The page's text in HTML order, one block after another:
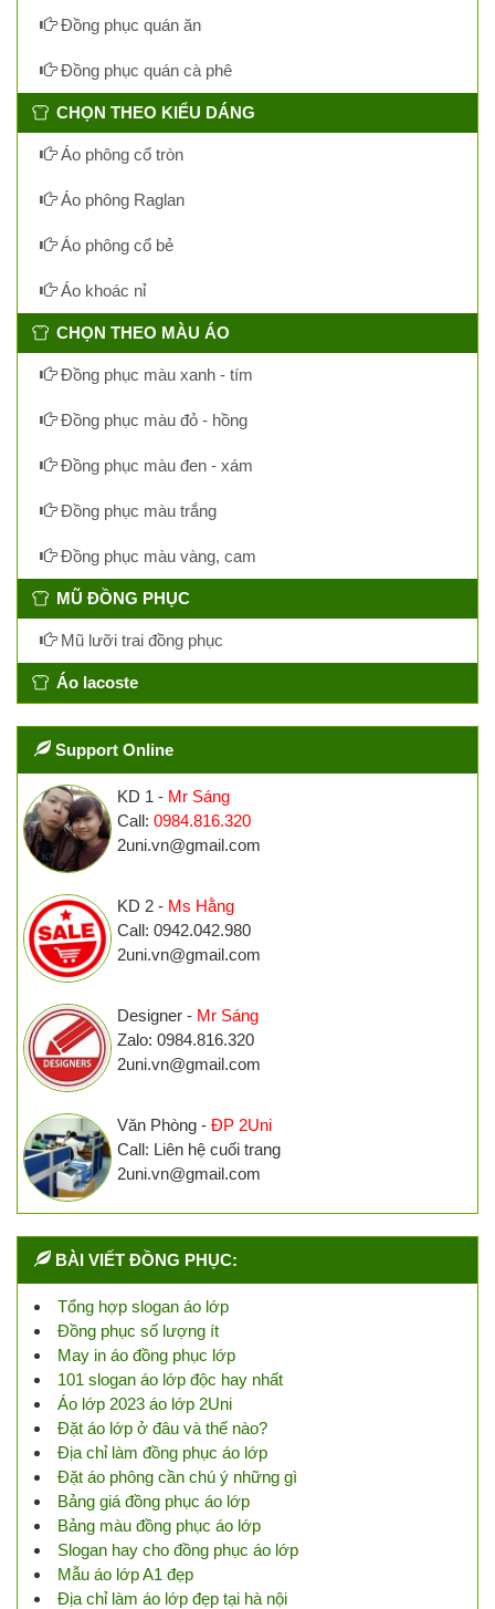
Đồng phục quán ăn
Đồng phục quán cà phê
CHỌN THEO KIỂU DÁNG
Áo phông cổ tròn
Áo phông Raglan
Áo phông cổ bẻ
Áo khoác nỉ
CHỌN THEO MÀU ÁO
Đồng phục màu xanh - tím
Đồng phục màu đỏ - hồng
Đồng phục màu đen - xám
Đồng phục màu trắng
Đồng phục màu vàng, cam
MŨ ĐỒNG PHỤC
Mũ lưỡi trai đồng phục
Áo lacoste
Support Online
KD 1 - Mr Sáng
Call: 0984.816.320
2uni.vn@gmail.com
KD 2 - Ms Hằng
Call: 0942.042.980
2uni.vn@gmail.com
Designer - Mr Sáng
Zalo: 0984.816.320
2uni.vn@gmail.com
Văn Phòng - ĐP 2Uni
Call: Liên hệ cuối trang
2uni.vn@gmail.com
BÀI VIẾT ĐỒNG PHỤC:
Tổng hợp slogan áo lớp
Đồng phục số lượng ít
May in áo đồng phục lớp
101 slogan áo lớp độc hay nhất
Áo lớp 2023 áo lớp 2Uni
Đặt áo lớp ở đâu và thế nào?
Địa chỉ làm đồng phục áo lớp
Đặt áo phông cần chú ý những gì
Bảng giá đồng phục áo lớp
Bảng màu đồng phục áo lớp
Slogan hay cho đồng phục áo lớp
Mẫu áo lớp A1 đẹp
Địa chỉ làm áo lớp đẹp tại hà nội